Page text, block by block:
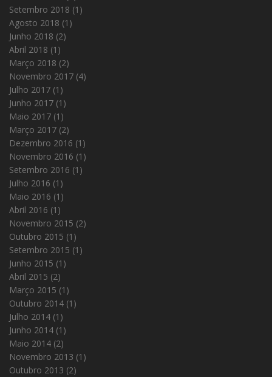
Setembro 2018 (1)
Agosto 2018 (1)
Junho 2018 (2)
Abril 2018 (1)
Março 2018 (2)
Novembro 2017 (4)
Julho 2017 (1)
Junho 2017 (1)
Maio 2017 (1)
Março 2017 (2)
Dezembro 2016 (1)
Novembro 2016 (1)
Setembro 2016 (1)
Julho 2016 (1)
Maio 2016 (1)
Abril 2016 (1)
Novembro 2015 (2)
Outubro 2015 (1)
Setembro 2015 (1)
Junho 2015 (1)
Abril 2015 (2)
Março 2015 (1)
Outubro 2014 (1)
Julho 2014 (1)
Junho 2014 (1)
Maio 2014 (2)
Novembro 2013 (1)
Outubro 2013 (2)